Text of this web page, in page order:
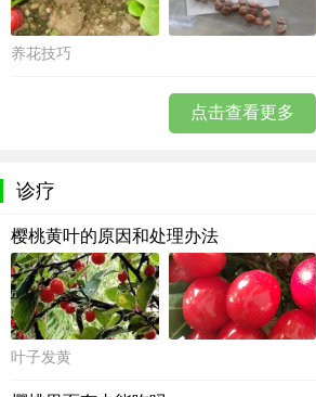
养花技巧
点击查看更多
诊疗
樱桃黄叶的原因和处理办法
叶子发黄